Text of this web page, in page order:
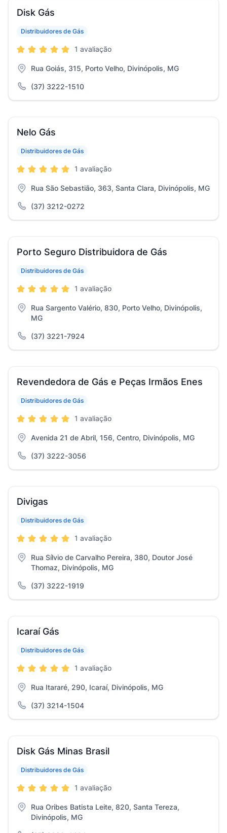
Disk Gás
Distribuidores de Gás
1 avaliação
Rua Goiás, 315, Porto Velho, Divinópolis, MG
(37) 3222-1510
Nelo Gás
Distribuidores de Gás
1 avaliação
Rua São Sebastião, 363, Santa Clara, Divinópolis, MG
(37) 3212-0272
Porto Seguro Distribuidora de Gás
Distribuidores de Gás
1 avaliação
Rua Sargento Valério, 830, Porto Velho, Divinópolis,
MG
(37) 3221-7924
Revendedora de Gás e Peças Irmãos Enes
Distribuidores de Gás
1 avaliação
Avenida 21 de Abril, 156, Centro, Divinópolis, MG
(37) 3222-3056
Divigas
Distribuidores de Gás
1 avaliação
Rua Sílvio de Carvalho Pereira, 380, Doutor José
Thomaz, Divinópolis, MG
(37) 3222-1919
Icaraí Gás
Distribuidores de Gás
1 avaliação
Rua Itararé, 290, Icaraí, Divinópolis, MG
(37) 3214-1504
Disk Gás Minas Brasil
Distribuidores de Gás
1 avaliação
Rua Oribes Batista Leite, 820, Santa Tereza,
Divinópolis, MG